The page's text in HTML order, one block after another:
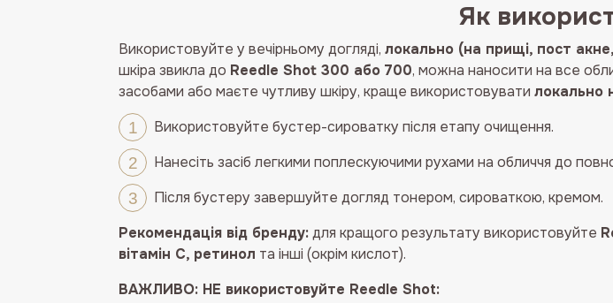
Як
Використовуйте у вечірньому догляді, локально (на прищі, пост
шкіра звикла до Reedle Shot 300 або 700, можна наносити на все
засобами або маєте чутливу шкіру, краще використовувати локально
Використовуйте бустер-сироватку після етапу очищення.
Нанесіть засіб легкими поплескуючими рухами на обличчя до
Після бустеру завершуйте догляд тонером, сироваткою, кремом.
Рекомендація від бренду:для кращого результату використовуйте
вітамін C, ретинол та інші (окрім кислот).
ВАЖЛИВО: НЕ використовуйте Reedle Shot: